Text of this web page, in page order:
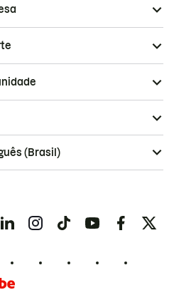
(Brasil)